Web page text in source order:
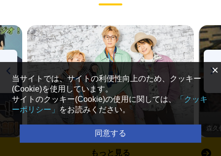
Trignalのキラキラ☆ビートＲ 森久
もっと見る
×
当サイトでは、サイトの利便性向上のため、クッキー
(Cookie)を使用しています。
サイトのクッキー(Cookie)の使用に関しては、
「クッキ
ーポリシー」をお読みください。
同意する